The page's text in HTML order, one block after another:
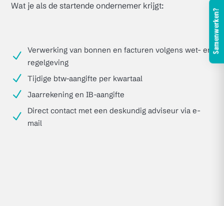
Samenwerken?
Wat je als de startende ondernemer krijgt:
N
Verwerking van bonnen en facturen volgens wet- en
regelgeving
N Tijdige btw-aangifte per kwartaal
N Jaarrekening en IB-aangifte
N
Direct contact met een deskundig adviseur via e-
mail